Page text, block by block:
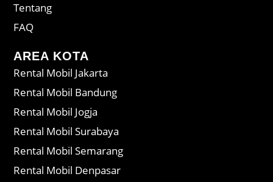
Tentang
FAQ
AREA KOTA
Rental Mobil Jakarta
Rental Mobil Bandung
Rental Mobil Jogja
Rental Mobil Surabaya
Rental Mobil Semarang
Rental Mobil Denpasar